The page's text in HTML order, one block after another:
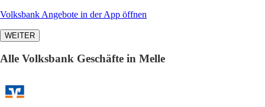
Volksbank Angebote in der App öffnen
WEITER
Alle Volksbank Geschäfte in Melle